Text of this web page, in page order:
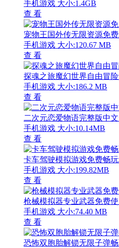
手机游戏 大小:1.4GB
查 看
宠物王国外传无限资源免
手机游戏 大小:120.67 MB
查 看
探魂之旅魔幻世界自由冒险
手机游戏 大小:186.2 MB
查 看
二次元恋爱物语完整版中
手机游戏 大小:10.14MB
查 看
卡车驾驶模拟游戏免费畅
手机游戏 大小:199.82MB
查 看
枪械模拟器专业武器免费
手机游戏 大小:74.40 MB
查 看
恐怖双胞胎解锁无限子弹